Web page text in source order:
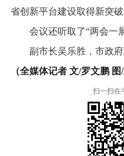
省创新平台建设取得新突破
会议还听取了“两会一
副市长吴乐胜，市政
（全媒体记者 文/罗文鹏 图/
扫一扫在